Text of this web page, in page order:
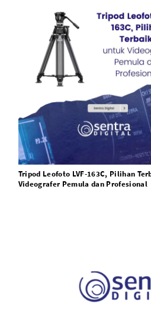
Tripod Leofoto LVF-163C, Pilihan
Videografer Pemula dan Profesional